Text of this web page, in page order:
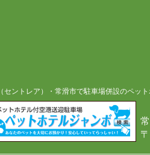
セントレア）・常滑市で駐車場併設のペッ